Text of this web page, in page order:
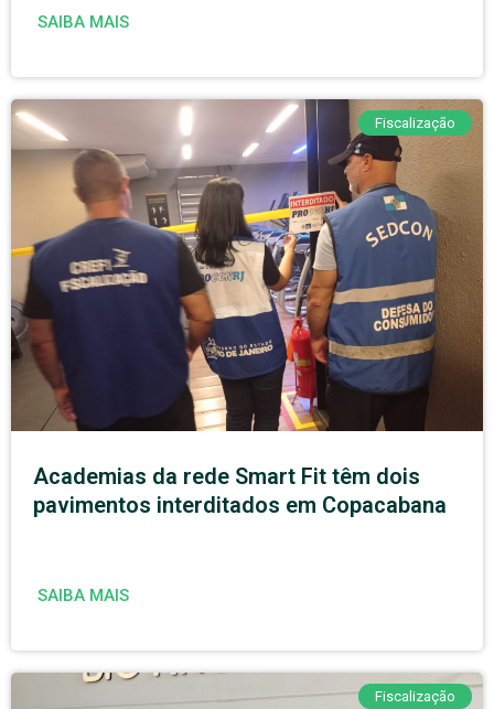
SAIBA MAIS
Fiscalização
Academias da rede Smart Fit têm dois
pavimentos interditados em Copacabana
SAIBA MAIS
Fiscalização